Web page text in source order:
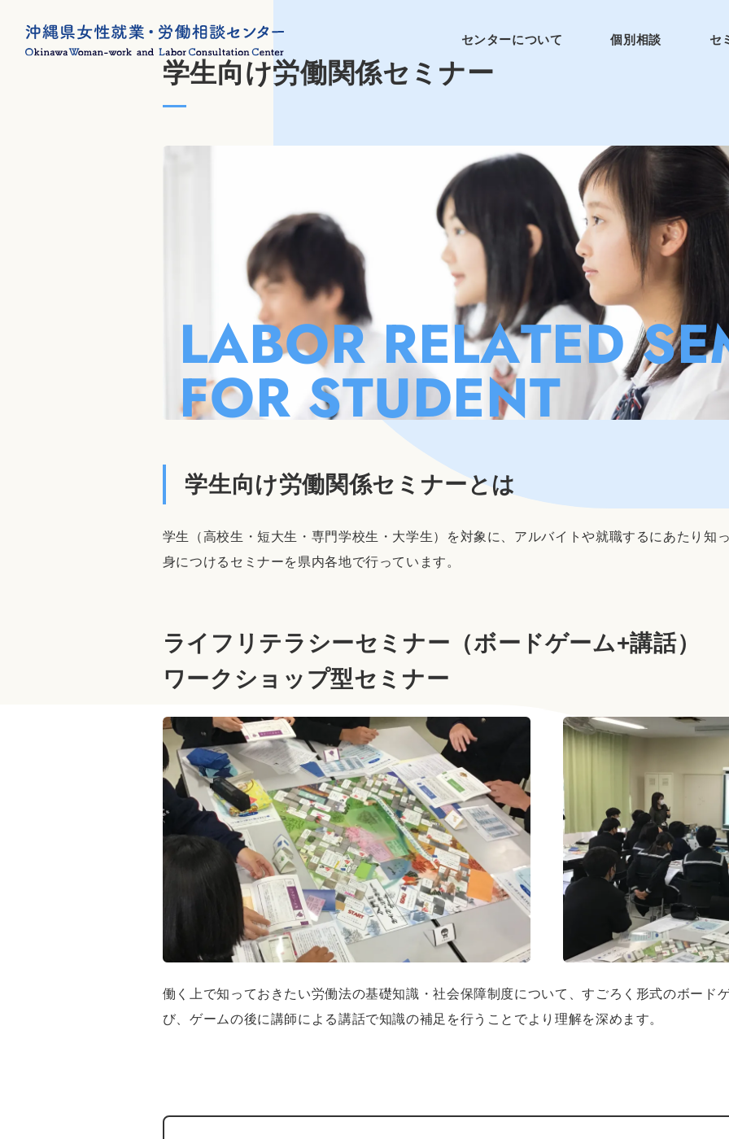
センターについて 個別相談 セ
学生向け労働関係セミナー
LABOR RELATED
FOR STUDENT
学生向け労働関係セミナーとは
学生（高校生・短大生・専門学校生・大学生）を対象に、アルバイトや就職するにあたり知
身につけるセミナーを県内各地で行っています。
ライフリテラシーセミナー （ボードゲーム+講話）
ワークショップ型セミナー
働く上で知っておきたい労働法の基礎知識・社会保障制度について、すごろく形式のボード
び、ゲームの後に講師による講話で知識の補足を行うことでより理解を深めます。